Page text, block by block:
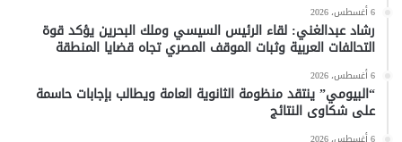
6 أغسطس، 2026
رشاد عبدالغني: لقاء الرئيس السيسي وملك البحرين يؤكد قوة
التحالفات العربية وثبات الموقف المصري تجاه قضايا المنطقة
6 أغسطس، 2026
“البيومي” ينتقد منظومة الثانوية العامة ويطالب بإجابات حاسمة
على شكاوى النتائج